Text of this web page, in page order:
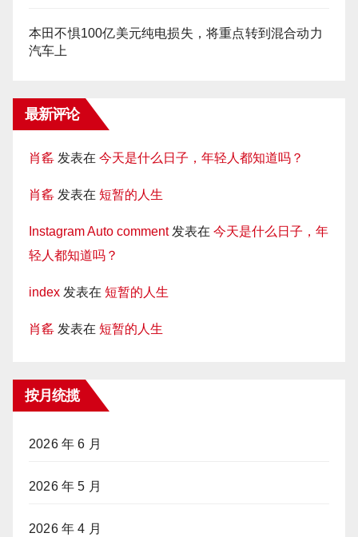
本田不惧100亿美元纯电损失，将重点转到混合动力
汽车上
最新评论
肖䍃 发表在 今天是什么日子，年轻人都知道吗？
肖䍃 发表在 短暂的人生
Instagram Auto comment发表在 今天是什么日子，年
轻人都知道吗？
index 发表在 短暂的人生
肖䍃 发表在 短暂的人生
按月统揽
2026 年 6 月
2026 年 5 月
2026 年 4 月